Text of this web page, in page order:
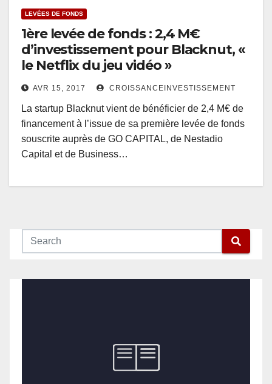
LEVÉES DE FONDS
1ère levée de fonds : 2,4 M€
d’investissement pour Blacknut, «
le Netflix du jeu vidéo »
AVR 15, 2017 CROISSANCEINVESTISSEMENT
La startup Blacknut vient de bénéficier de 2,4 M€ de
financement à l’issue de sa première levée de fonds
souscrite auprès de GO CAPITAL, de Nestadio
Capital et de Business…